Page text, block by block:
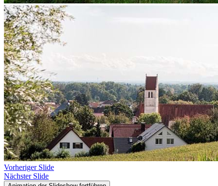
Vorheriger Slide
Nächster Slide